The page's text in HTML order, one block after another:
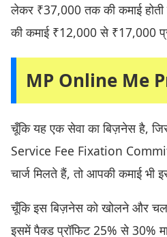
लेकर ₹37,000 तक की कमाई
की कमाई ₹12,000 से ₹17,000
MP Online Me
चूँकि यह एक सेवा का बिज़नेस है,
Service Fee Fixation
चार्ज मिलते हैं, तो आपकी कमाई भी
चूँकि इस बिज़नेस को खोलने और
इसमें पैक्ड प्रॉफिट 25% से 30%